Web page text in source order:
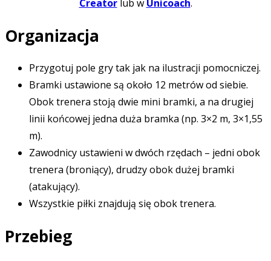
Creatorlub w Unicoach.
Organizacja
Przygotuj pole gry tak jak na ilustracji pomocniczej.
Bramki ustawione są około 12 metrów od siebie.
Obok trenera stoją dwie mini bramki, a na drugiej
linii końcowej jedna duża bramka (np. 3×2 m, 3×1,55
m).
Zawodnicy ustawieni w dwóch rzędach – jedni obok
trenera (broniący), drudzy obok dużej bramki
(atakujący).
Wszystkie piłki znajdują się obok trenera.
Przebieg